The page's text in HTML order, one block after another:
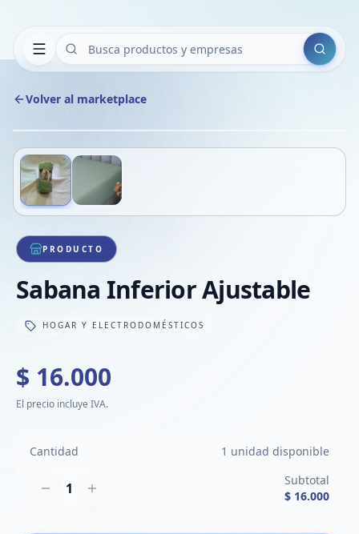
Buscar
Volver al marketplace
1/2
PRODUCTO
Sabana Inferior Ajustable
HOGAR Y ELECTRODOMÉSTICOS
$ 16.000
El precio incluye IVA.
Cantidad 1 unidad disponible
1
Subtotal
$ 16.000